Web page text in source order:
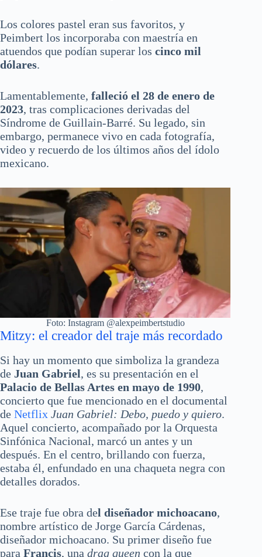
Los colores pastel eran sus favoritos, y
Peimbert los incorporaba con maestría en
atuendos que podían superar los cinco mil
dólares.
Lamentablemente, falleció el 28 de enero de
2023, tras complicaciones derivadas del
Síndrome de Guillain-Barré. Su legado, sin
embargo, permanece vivo en cada fotografía,
video y recuerdo de los últimos años del ídolo
mexicano.
Foto: Instagram @alexpeimbertstudio
Mitzy: el creador del traje más recordado
Si hay un momento que simboliza la grandeza
de Juan Gabriel, es su presentación en el
Palacio de Bellas Artes en mayo de 1990,
concierto que fue mencionado en el documental
de Netflix Juan Gabriel: Debo, puedo y quiero.
Aquel concierto, acompañado por la Orquesta
Sinfónica Nacional, marcó un antes y un
después. En el centro, brillando con fuerza,
estaba él, enfundado en una chaqueta negra con
detalles dorados.
Ese traje fue obra del diseñador michoacano,
nombre artístico de Jorge García Cárdenas,
diseñador michoacano. Su primer diseño fue
para Francis, una drag queen con la que